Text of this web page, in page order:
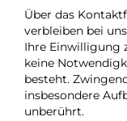
Über das
verbleiben bei
Ihre Einwilligung
keine
besteht.
insbesondere
unberührt.